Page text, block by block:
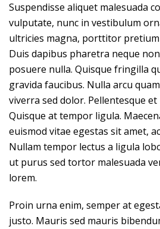
Suspendisse aliquet malesuada
vulputate, nunc in vestibulum
ultricies magna, porttitor
Duis dapibus pharetra neque
posuere nulla. Quisque fringilla
gravida faucibus. Nulla arcu
viverra sed dolor. Pellentesque
Quisque at tempor ligula.
euismod vitae egestas sit amet,
Nullam tempor lectus a ligula
ut purus sed tortor malesuada
lorem.
Proin urna enim, semper at
justo. Mauris sed mauris